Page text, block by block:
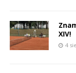
XIV!
4